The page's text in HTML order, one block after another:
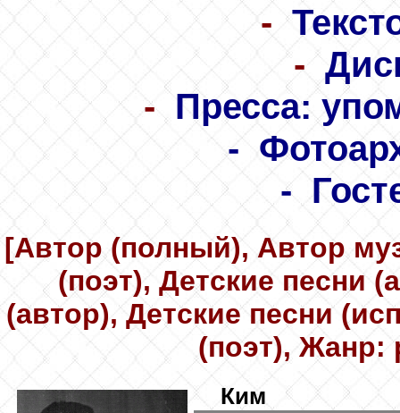
-
-
-Пресса:
-
-
[Автор (полный), Автор
(поэт), Детские песни
(автор), Детские песни
(поэт), Жанр:
Ким